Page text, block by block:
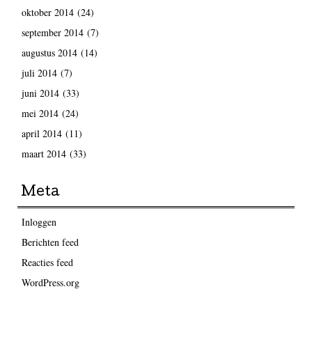
oktober 2014(24)
september 2014(7)
augustus 2014(14)
juli 2014(7)
juni 2014(33)
mei 2014(24)
april 2014(11)
maart 2014(33)
Meta
Inloggen
Berichten feed
Reacties feed
WordPress.org